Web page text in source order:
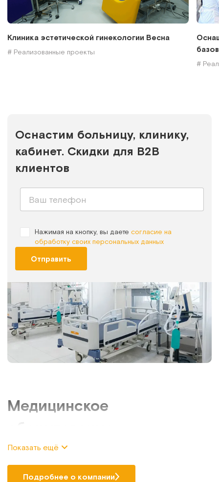
Клиника эстетической гинекологии Весна
# Реализованные проекты
#
Оснастим больницу, клинику,
кабинет. Скидки для B2B
клиентов
Нажимая на кнопку, вы даете согласие на
обработку своих персональных данных
Отправить
Медицинское
Если требуется купить медицинское оборудование по
выгодной цене и с гарантией качества, то обратите
внимание на ассортимент техники и приспособлений,
Показать ещё
Подробнее о компании